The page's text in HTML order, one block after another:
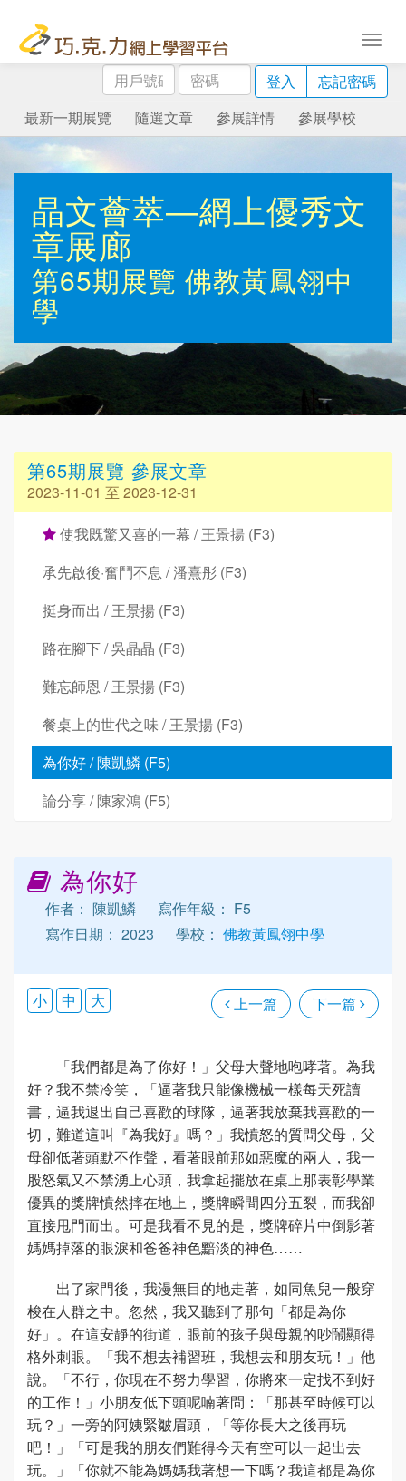
用
戶
號
碼
密
碼
登入
忘記密碼
最新一期展覽
隨選文章 參展詳情 參展學校
晶文薈萃—網上優秀文
章展廊
第65期展覽 佛教黃鳳翎中
學
第65期展覽 參展文章
2023-11-01 至 2023-12-31
使我既驚又喜的一幕 / 王景揚 (F3)
承先啟後·奮鬥不息 / 潘熹彤 (F3)
挺身而出 / 王景揚 (F3)
路在腳下 / 吳晶晶 (F3)
難忘師恩 / 王景揚 (F3)
餐桌上的世代之味 / 王景揚 (F3)
為你好 / 陳凱鱗 (F5)
論分享 / 陳家鴻 (F5)
為你好
作者： 陳凱鱗
寫作年級： F5
寫作日期： 2023
學校： 佛教黃鳳翎中學
上一篇 下一篇
小 中 大
「我們都是為了你好！」父母大聲地咆哮著。為我
好？我不禁冷笑，「逼著我只能像機械一樣每天死讀
書，逼我退出自己喜歡的球隊，逼著我放棄我喜歡的一
切，難道這叫『為我好』嗎？」我憤怒的質問父母，父
母卻低著頭默不作聲，看著眼前那如惡魔的兩人，我一
股怒氣又不禁湧上心頭，我拿起擺放在桌上那表彰學業
優異的獎牌憤然摔在地上，獎牌瞬間四分五裂，而我卻
直接甩門而出。可是我看不見的是，獎牌碎片中倒影著
媽媽掉落的眼淚和爸爸神色黯淡的神色……
出了家門後，我漫無目的地走著，如同魚兒一般穿
梭在人群之中。忽然，我又聽到了那句「都是為你
好」。在這安靜的街道，眼前的孩子與母親的吵鬧顯得
格外刺眼。「我不想去補習班，我想去和朋友玩！」他
說。「不行，你現在不努力學習，你將來一定找不到好
的工作！」小朋友低下頭呢喃著問：「那甚至時候可以
玩？」一旁的阿姨緊皺眉頭，「等你長大之後再玩
吧！」「可是我的朋友們難得今天有空可以一起出去
玩。」「你就不能為媽媽我著想一下嗎？我這都是為你